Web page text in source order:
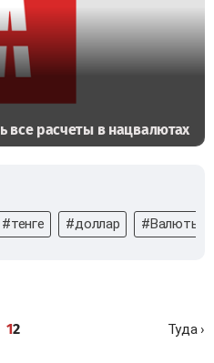
все расчеты в нацвалютах
#тенге #доллар #Валюты
12 Туда ›